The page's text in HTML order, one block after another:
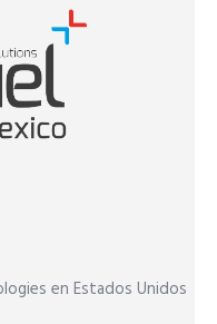
en Estados Unidos